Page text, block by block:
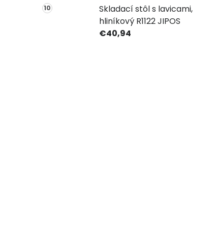
Skladací stôl s lavicami,
hliníkový R1122 JIPOS
€40,94